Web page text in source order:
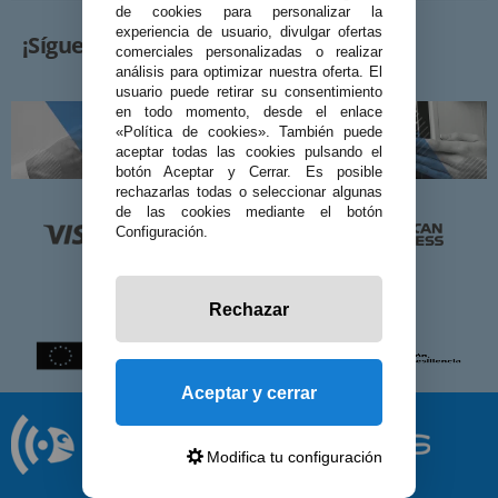
¡Síguenos!
de cookies para personalizar la
experiencia de usuario, divulgar ofertas
comerciales personalizadas o realizar
análisis para optimizar nuestra oferta. El
usuario puede retirar su consentimiento
en todo momento, desde el enlace
«Política de cookies». También puede
aceptar todas las cookies pulsando el
botón Aceptar y Cerrar. Es posible
rechazarlas todas o seleccionar algunas
de las cookies mediante el botón
Configuración.
Rechazar
Aceptar y cerrar
Modifica tu configuración